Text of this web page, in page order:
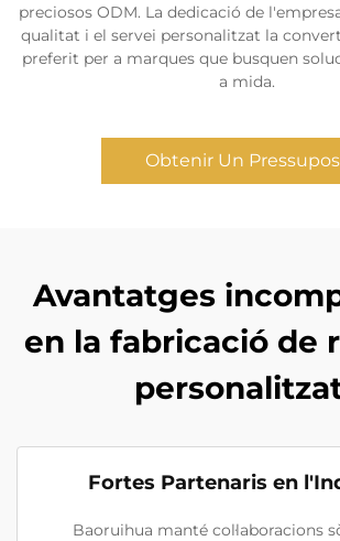
preciosos ODM. La dedicació de
qualitat i el servei personalitzat la
preferit per a marques que busquen
a mida.
Obtenir Un
Avantatges
en la fabricació de
Fortes Partenaris en
Baoruihua manté col·laboracions